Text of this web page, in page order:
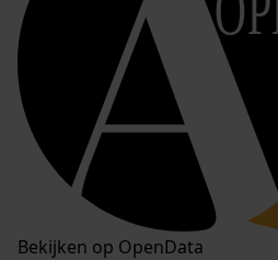
Bekijken op OpenData